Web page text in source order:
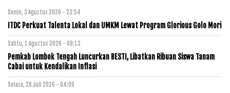
Senin, 3 Agustus 2026 - 23:54
ITDC Perkuat Talenta Lokal dan UMKM Lewat Program Glorious Golo Mori
Sabtu, 1 Agustus 2026 - 09:13
Pemkab Lombok Tengah Luncurkan BESTI, Libatkan Ribuan Siswa Tanam
Cabai untuk Kendalikan Inflasi
Selasa, 28 Juli 2026 - 04:09